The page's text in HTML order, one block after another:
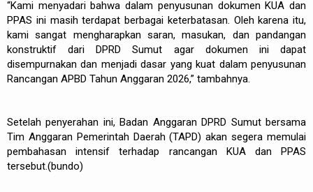
“Kami menyadari bahwa dalam penyusunan dokumen KUA dan
PPAS ini masih terdapat berbagai keterbatasan. Oleh karena itu,
kami sangat mengharapkan saran, masukan, dan pandangan
konstruktif dari DPRD Sumut agar dokumen ini dapat
disempurnakan dan menjadi dasar yang kuat dalam penyusunan
Rancangan APBD Tahun Anggaran 2026,” tambahnya.
Setelah penyerahan ini, Badan Anggaran DPRD Sumut bersama
Tim Anggaran Pemerintah Daerah (TAPD) akan segera memulai
pembahasan intensif terhadap rancangan KUA dan PPAS
tersebut.(bundo)